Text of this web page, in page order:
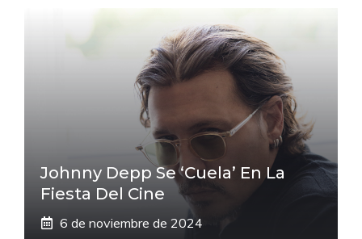
Johnny Depp Se ‘cuela’ En La
Fiesta Del Cine
6 de noviembre de 2024